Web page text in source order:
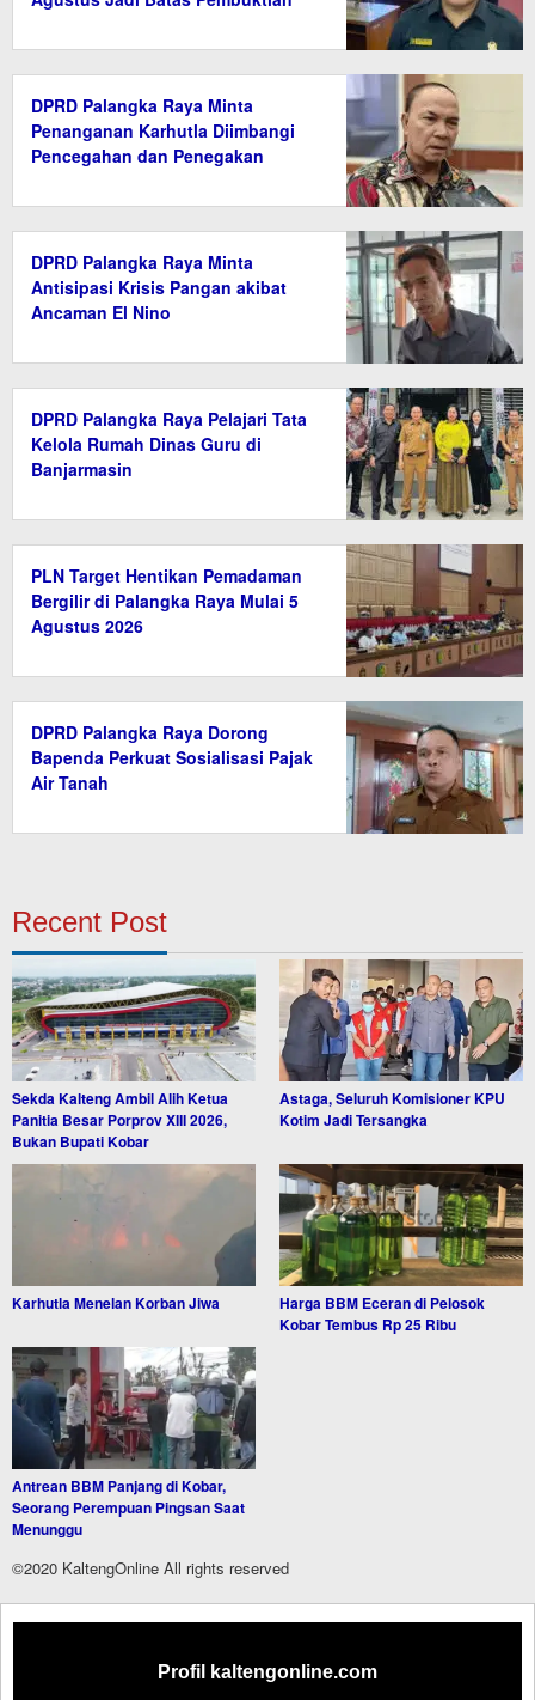
DPRD Palangka Raya Minta
Penanganan Karhutla Diimbangi
Pencegahan dan Penegakan
DPRD Palangka Raya Minta
Antisipasi Krisis Pangan akibat
Ancaman El Nino
DPRD Palangka Raya Pelajari Tata
Kelola Rumah Dinas Guru di
Banjarmasin
PLN Target Hentikan Pemadaman
Bergilir di Palangka Raya Mulai 5
Agustus 2026
DPRD Palangka Raya Dorong
Bapenda Perkuat Sosialisasi Pajak
Air Tanah
Recent Post
Sekda Kalteng Ambil Alih Ketua
Panitia Besar Porprov XIII 2026,
Bukan Bupati Kobar
Astaga, Seluruh Komisioner KPU
Kotim Jadi Tersangka
Karhutla Menelan Korban Jiwa
Harga BBM Eceran di Pelosok
Kobar Tembus Rp 25 Ribu
Antrean BBM Panjang di Kobar,
Seorang Perempuan Pingsan Saat
Menunggu
©2020 KaltengOnline All rights reserved
Profil kaltengonline.com